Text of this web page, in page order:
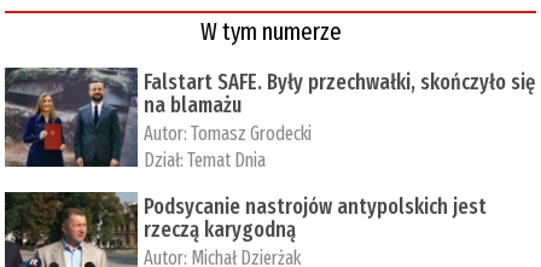
W tym numerze
Falstart SAFE. Były przechwałki, skończyło się
na blamażu
Autor:Tomasz Grodecki
Dział:Temat Dnia
Podsycanie nastrojów antypolskich jest
rzeczą karygodną
Autor: Michał Dzierżak